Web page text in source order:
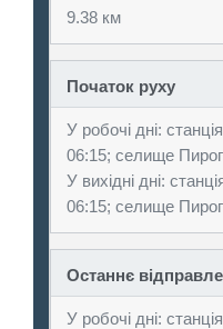
9.38 км
Початок руху
У робочі дні:
06:15; селище
У вихідні дні:
06:15; селище
Останнє
У робочі дні: